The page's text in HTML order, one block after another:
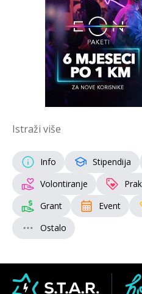
Istraži više
Info Stipendija
Volontiranje
Grant
Event
Ostalo